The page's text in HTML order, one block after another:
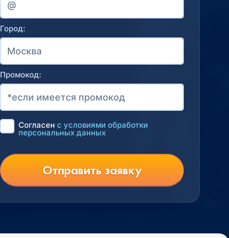
Город:
Промокод:
Согласен с условиями обработки
персональных данных
Отправить заявку